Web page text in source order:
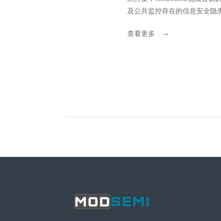
及公共监控存在的信息安全隐
查看更多 →